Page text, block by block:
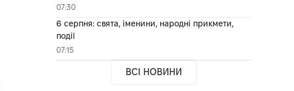
07:30
6 серпня: свята, іменини, народні прикмети,
події
07:15
ВСІ НОВИНИ